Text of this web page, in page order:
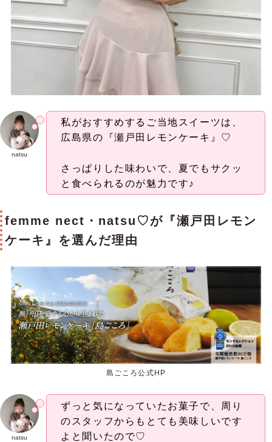
natsu
私がおすすめするご当地スイーツは、
広島県の『瀬戸田レモンケーキ』♡
さっぱりした味わいで、夏でもサクッ
と食べられるのが魅力です♪
femme nect・natsu♡が『瀬戸田レモン
ケーキ』を選んだ理由
島ごころ公式HP
natsu
ずっと気になっていたお菓子で、周り
のスタッフからもとても美味しいです
よと聞いたので♡